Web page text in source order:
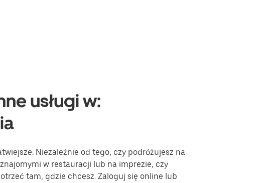
usługi w:
Niezależnie od tego, czy podróżujesz na
w restauracji lub na imprezie, czy
tam, gdzie chcesz. Zaloguj się online lub